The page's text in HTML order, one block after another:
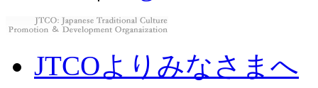
JTCOよりみなさまへ